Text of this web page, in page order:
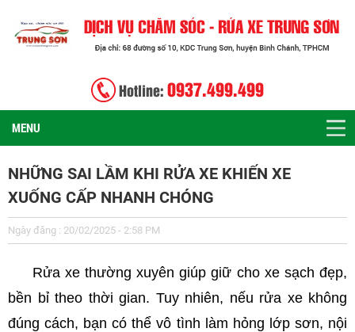
Hotline: 0937.499.499
MENU
NHỮNG SAI LẦM KHI RỬA XE KHIẾN XE
XUỐNG CẤP NHANH CHÓNG
Ngày đăng : 20/02/2025 - 2:58 PM
Rửa xe thường xuyên giúp giữ cho xe sạch đẹp,
bền bỉ theo thời gian. Tuy nhiên, nếu rửa xe không
đúng cách, bạn có thể vô tình làm hỏng lớp sơn, nội